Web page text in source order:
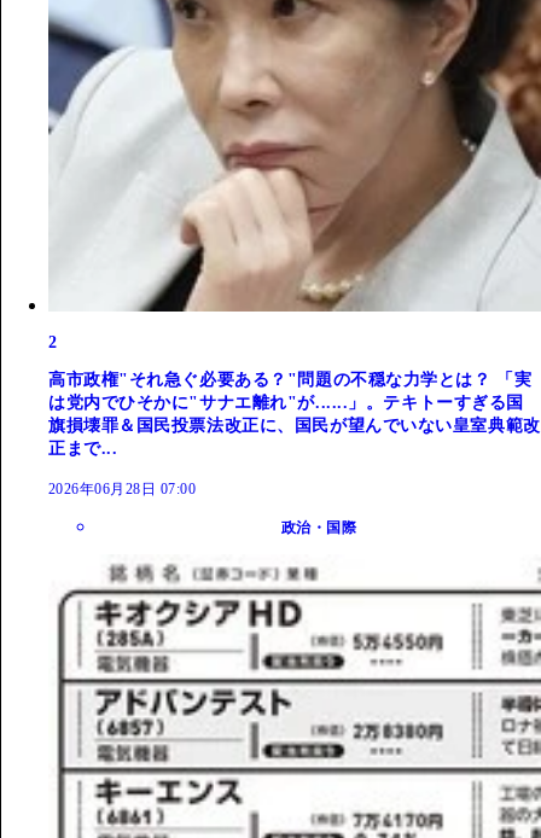
2
高市政権"それ急ぐ必要ある？"問題の不穏な力学とは？ 「実
は党内でひそかに"サナエ離れ"が......」。テキトーすぎる国
旗損壊罪＆国民投票法改正に、国民が望んでいない皇室典範改
正まで...
2026年06月28日 07:00
政治・国際